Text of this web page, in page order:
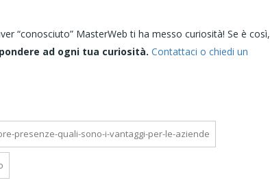
“conosciuto” MasterWeb ti ha messo curiosità! Se è così,
ad ogni tua curiosità. Contattaci o chiedi un
presenze-quali-sono-i-vantaggi-per-le-aziende